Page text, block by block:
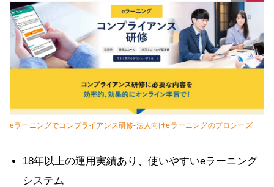
eラーニングでコンプライアンス研修-法人向けeラーニングのプロシーズ
18年以上の運用実績あり、使いやすいeラーニング
システム